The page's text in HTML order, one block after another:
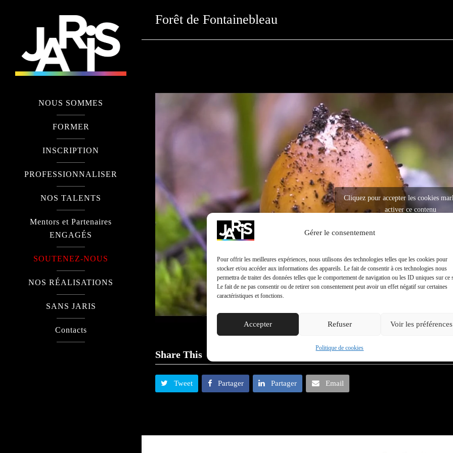
Gérer le consentement
Pour offrir les meilleures expériences, nous utilisons des technologies telles que les cookies pour
stocker et/ou accéder aux informations des appareils. Le fait de consentir à ces technologies nous
permettra de traiter des données telles que le comportement de navigation ou les ID uniques sur ce
Le fait de ne pas consentir ou de retirer son consentement peut avoir un effet négatif sur certaines
caractéristiques et fonctions.
Accepter Refuser Voir les préférences
Politique de cookies
NOUS SOMMES
FORMER
INSCRIPTION
PROFESSIONNALISER
NOS TALENTS
Mentors et Partenaires
ENGAGÉS
SOUTENEZ-NOUS
NOS RÉALISATIONS
SANS JARIS
Contacts
Forêt de Fontainebleau
Cliquez pour accepter les cookies
activer ce contenu
Share This
Tweet Partager Partager Email